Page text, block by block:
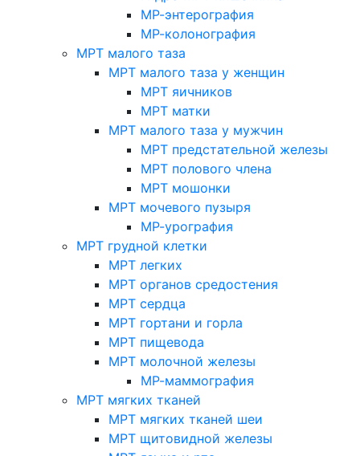
МР-энтерография
МР-колонография
МРТ малого таза
МРТ малого таза у женщин
МРТ яичников
МРТ матки
МРТ малого таза у мужчин
МРТ предстательной железы
МРТ полового члена
МРТ мошонки
МРТ мочевого пузыря
МР-урография
МРТ грудной клетки
МРТ легких
МРТ органов средостения
МРТ сердца
МРТ гортани и горла
МРТ пищевода
МРТ молочной железы
МР-маммография
МРТ мягких тканей
МРТ мягких тканей шеи
МРТ щитовидной железы